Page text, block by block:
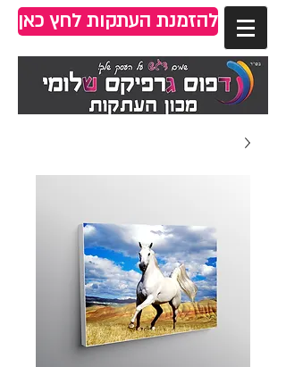
להזמנת העתקות לחץ כאן